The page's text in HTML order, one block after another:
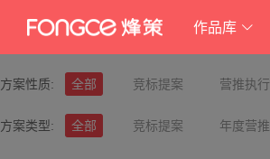
作品库
方案性质: 全部 竞标提案 营推执行
方案类型: 全部 竞标提案 年度营推